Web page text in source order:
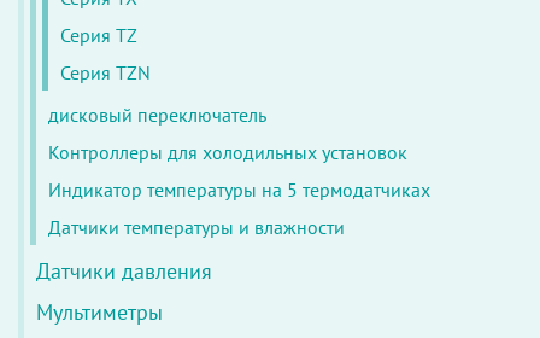
Серия TZ
Серия TZN
дисковый переключатель
Контроллеры для холодильных установок
Индикатор температуры на 5 термодатчиках
Датчики температуры и влажности
Датчики давления
Мультиметры